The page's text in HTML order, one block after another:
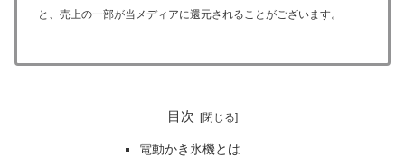
と、売上の一部が当メディアに還元されることがございます。
目次
電動かき氷機とは